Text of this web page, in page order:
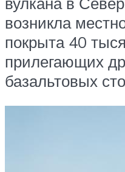
‎возникла
покрыта 40
прилегающих
базальтовых